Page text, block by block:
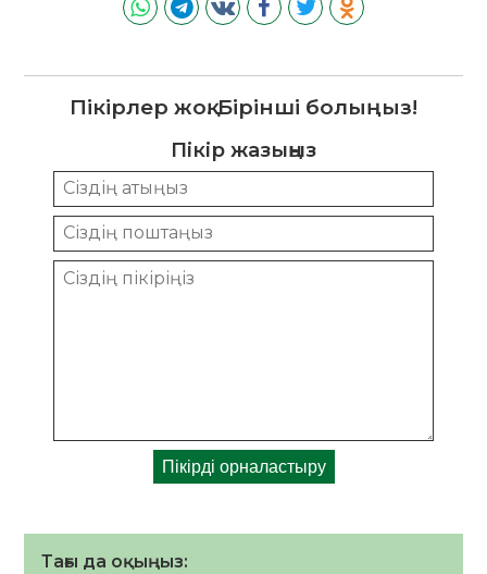
Пікірлер жоқ. Бірінші болыңыз!
Пікір жазыңыз
Тағы да оқыңыз: